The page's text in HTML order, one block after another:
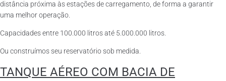
distância próxima às estações de carregamento, de forma a garantir
uma melhor operação.
Capacidades entre 100.000 litros até 5.000.000 litros.
Ou construímos seu reservatório sob medida.
TANQUE AÉREO COM BACIA DE